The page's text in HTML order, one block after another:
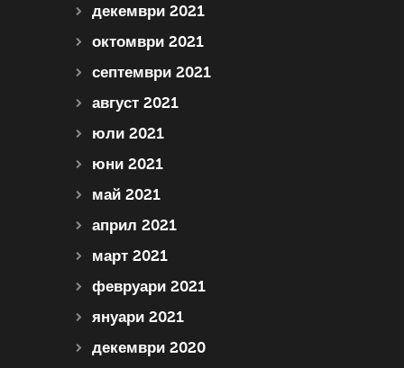
декември 2021
октомври 2021
септември 2021
август 2021
юли 2021
юни 2021
май 2021
април 2021
март 2021
февруари 2021
януари 2021
декември 2020